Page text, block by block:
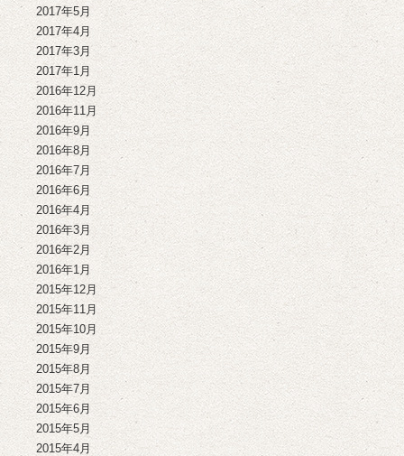
2017年5月
2017年4月
2017年3月
2017年1月
2016年12月
2016年11月
2016年9月
2016年8月
2016年7月
2016年6月
2016年4月
2016年3月
2016年2月
2016年1月
2015年12月
2015年11月
2015年10月
2015年9月
2015年8月
2015年7月
2015年6月
2015年5月
2015年4月